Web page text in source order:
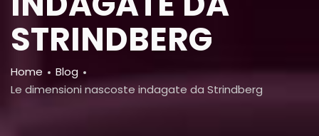
STRINDBERG
Breadcrumb
Home
Blog
Le dimensioni nascoste indagate da Strindberg